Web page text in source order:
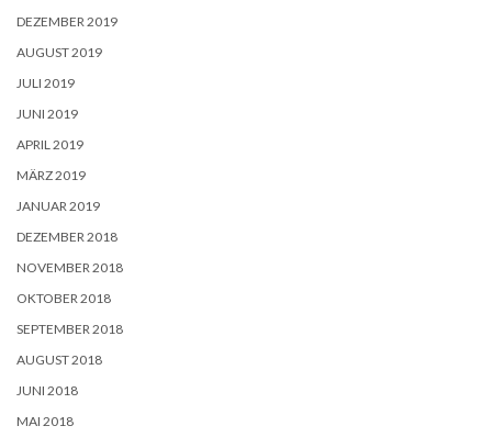
DEZEMBER 2019
AUGUST 2019
JULI 2019
JUNI 2019
APRIL 2019
MÄRZ 2019
JANUAR 2019
DEZEMBER 2018
NOVEMBER 2018
OKTOBER 2018
SEPTEMBER 2018
AUGUST 2018
JUNI 2018
MAI 2018